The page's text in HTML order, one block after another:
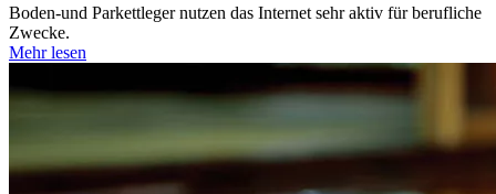
Boden-und Parkettleger nutzen das Internet sehr aktiv für berufliche
Zwecke.
Mehr lesen